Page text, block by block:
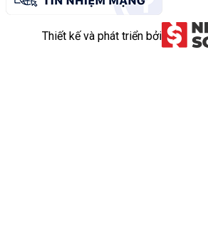
Thiết kế và phát triển bởi